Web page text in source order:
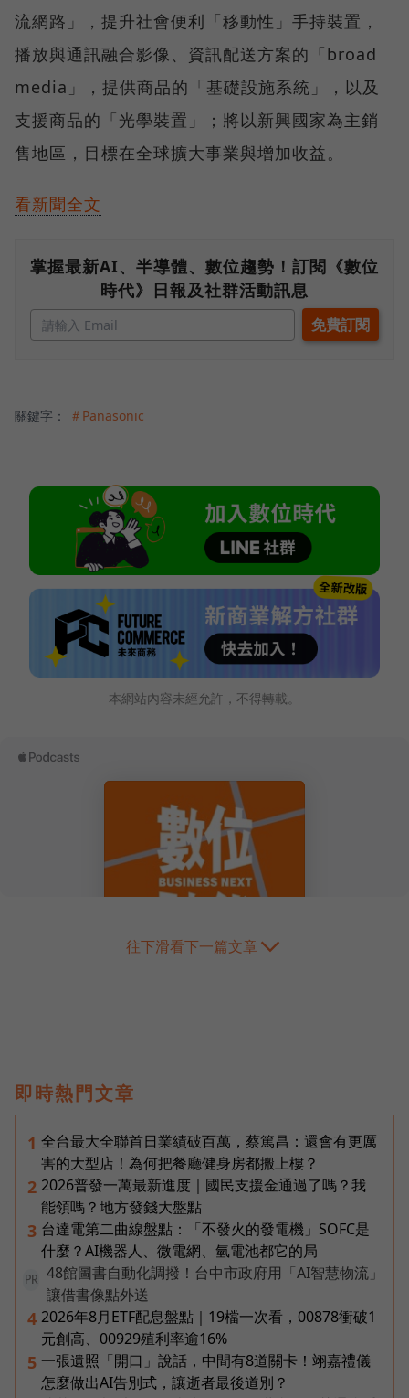
流網路」，提升社會便利「移動性」手持裝置，
播放與通訊融合影像、資訊配送方案的「broad
media」，提供商品的「基礎設施系統」，以及
支援商品的「光學裝置」；將以新興國家為主銷
售地區，目標在全球擴大事業與增加收益。
看新聞全文
掌握最新AI、半導體、數位趨勢！訂閱《數位
時代》日報及社群活動訊息
關鍵字： ＃Panasonic
本網站內容未經允許，不得轉載。
往下滑看下一篇文章
即時熱門文章
1 全台最大全聯首日業績破百萬，蔡篤昌：還會有更厲
害的大型店！為何把餐廳健身房都搬上樓？
2 2026普發一萬最新進度｜國民支援金通過了嗎？我
能領嗎？地方發錢大盤點
3 台達電第二曲線盤點：「不發火的發電機」SOFC是
什麼？AI機器人、微電網、氫電池都它的局
PR
48館圖書自動化調撥！台中市政府用「AI智慧物流」
讓借書像點外送
4 2026年8月ETF配息盤點｜19檔一次看，00878衝破1
元創高、00929殖利率逾16%
5 一張遺照「開口」說話，中間有8道關卡！翊嘉禮儀
怎麼做出AI告別式，讓逝者最後道別？